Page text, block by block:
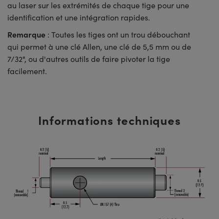
au laser sur les extrémités de chaque tige pour une
identification et une intégration rapides.
Remarque : Toutes les tiges ont un trou débouchant
qui permet à une clé Allen, une clé de 5,5 mm ou de
7/32", ou d'autres outils de faire pivoter la tige
facilement.
Informations techniques